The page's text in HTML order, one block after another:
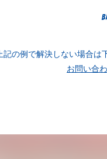
記の例で解決しない場合は
お問い合